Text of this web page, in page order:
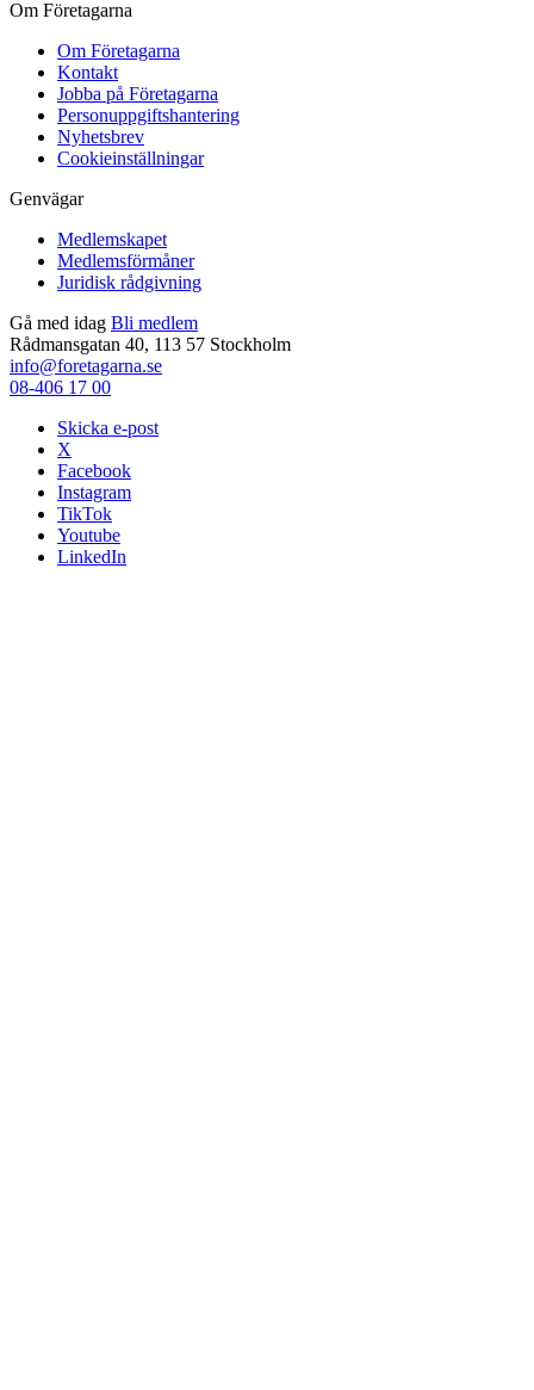
Om Företagarna
Om Företagarna
Kontakt
Jobba på Företagarna
Personuppgiftshantering
Nyhetsbrev
Cookieinställningar
Genvägar
Medlemskapet
Medlemsförmåner
Juridisk rådgivning
Gå med idag Bli medlem
Rådmansgatan 40, 113 57 Stockholm
info@foretagarna.se
08-406 17 00
Skicka e-post
X
Facebook
Instagram
TikTok
Youtube
LinkedIn